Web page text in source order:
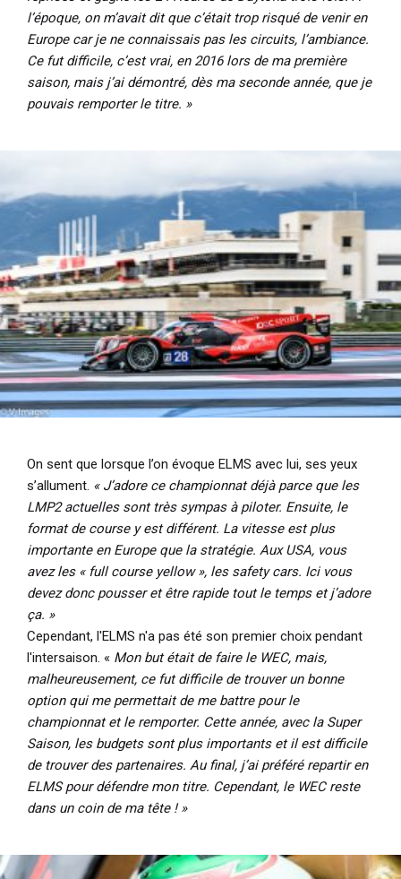
l’époque, on m’avait dit que c’était trop risqué de venir en
Europe car je ne connaissais pas les circuits, l’ambiance.
Ce fut difficile, c’est vrai, en 2016 lors de ma première
saison, mais j’ai démontré, dès ma seconde année, que je
pouvais remporter le titre. »
On sent que lorsque l’on évoque ELMS avec lui, ses yeux
s’allument. « J’adore ce championnat déjà parce que les
LMP2 actuelles sont très sympas à piloter. Ensuite, le
format de course y est différent. La vitesse est plus
importante en Europe que la stratégie. Aux USA, vous
avez les « full course yellow », les safety cars. Ici vous
devez donc pousser et être rapide tout le temps et j’adore
ça. »
Cependant, l'ELMS n'a pas été son premier choix pendant
l'intersaison. « Mon but était de faire le WEC, mais,
malheureusement, ce fut difficile de trouver un bonne
option qui me permettait de me battre pour le
championnat et le remporter. Cette année, avec la Super
Saison, les budgets sont plus importants et il est difficile
de trouver des partenaires. Au final, j’ai préféré repartir en
ELMS pour défendre mon titre. Cependant, le WEC reste
dans un coin de ma tête ! »